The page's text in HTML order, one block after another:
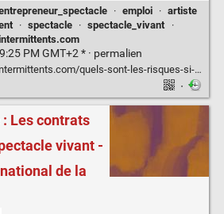
· emploi · artiste
· spectacle · spectacle_vivant
·
PM GMT+2 * · permalien
quels-sont-les-risques-si-jembauche-sans-licence-de-spectacle/
·
Les contrats
vivant -
de la